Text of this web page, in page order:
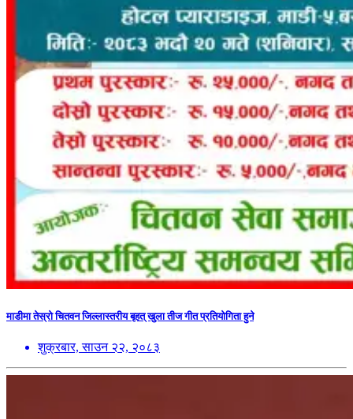
माडीमा तेस्रो चितवन जिल्लास्तरीय बृहत् खुला तीज गीत प्रतियोगिता हुने
शुक्रबार, साउन २२, २०८३